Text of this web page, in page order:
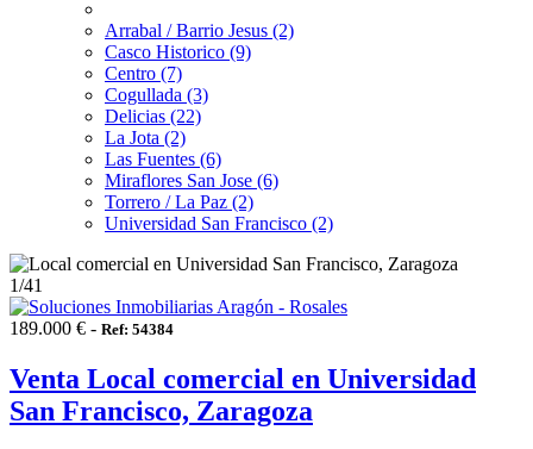
Arrabal / Barrio Jesus (2)
Casco Historico (9)
Centro (7)
Cogullada (3)
Delicias (22)
La Jota (2)
Las Fuentes (6)
Miraflores San Jose (6)
Torrero / La Paz (2)
Universidad San Francisco (2)
1/41
189.000 € - Ref: 54384
Venta Local comercial en Universidad
San Francisco, Zaragoza